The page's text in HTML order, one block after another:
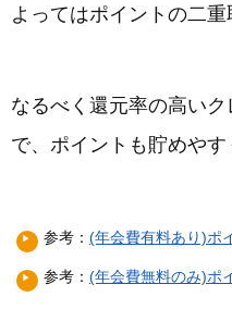
よってはポイントの二重
なるべく還元率の高い
で、ポイントも貯めやす
参考： (年会費有料あり)ポ
参考： (年会費無料のみ)ポ